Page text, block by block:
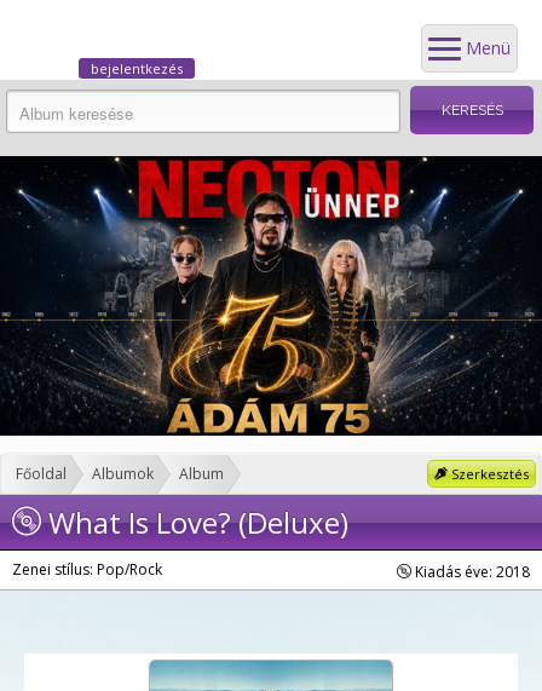
Menü
bejelentkezés
Szerkesztés
Főoldal Albumok Album
What Is Love? (Deluxe)
Zenei stílus: Pop/Rock Kiadás éve: 2018